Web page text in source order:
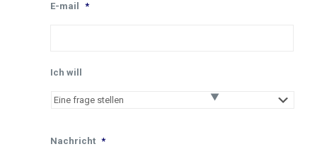
E-mail *
Ich will
Nachricht *